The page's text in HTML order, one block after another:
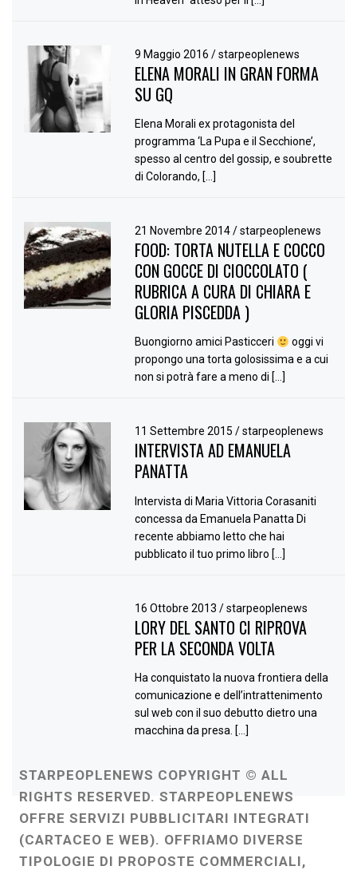
9 Maggio 2016/ starpeoplenews
ELENA MORALI IN GRAN FORMA
SU GQ
Elena Morali ex protagonista del
programma ‘La Pupa e il Secchione’,
spesso al centro del gossip, e soubrette
di Colorando, […]
21 Novembre 2014/ starpeoplenews
FOOD: TORTA NUTELLA E COCCO
CON GOCCE DI CIOCCOLATO (
RUBRICA A CURA DI CHIARA E
GLORIA PISCEDDA )
Buongiorno amici Pasticceri
oggi vi
propongo una torta golosissima e a cui
non si potrà fare a meno di […]
11 Settembre 2015/ starpeoplenews
INTERVISTA AD EMANUELA
PANATTA
Intervista di Maria Vittoria Corasaniti
concessa da Emanuela Panatta Di
recente abbiamo letto che hai
pubblicato il tuo primo libro […]
16 Ottobre 2013/ starpeoplenews
LORY DEL SANTO CI RIPROVA
PER LA SECONDA VOLTA
Ha conquistato la nuova frontiera della
comunicazione e dell’intrattenimento
sul web con il suo debutto dietro una
macchina da presa. […]
STARPEOPLENEWS COPYRIGHT © ALL
RIGHTS RESERVED. STARPEOPLENEWS
OFFRE SERVIZI PUBBLICITARI INTEGRATI
(CARTACEO E WEB). OFFRIAMO DIVERSE
TIPOLOGIE DI PROPOSTE COMMERCIALI,